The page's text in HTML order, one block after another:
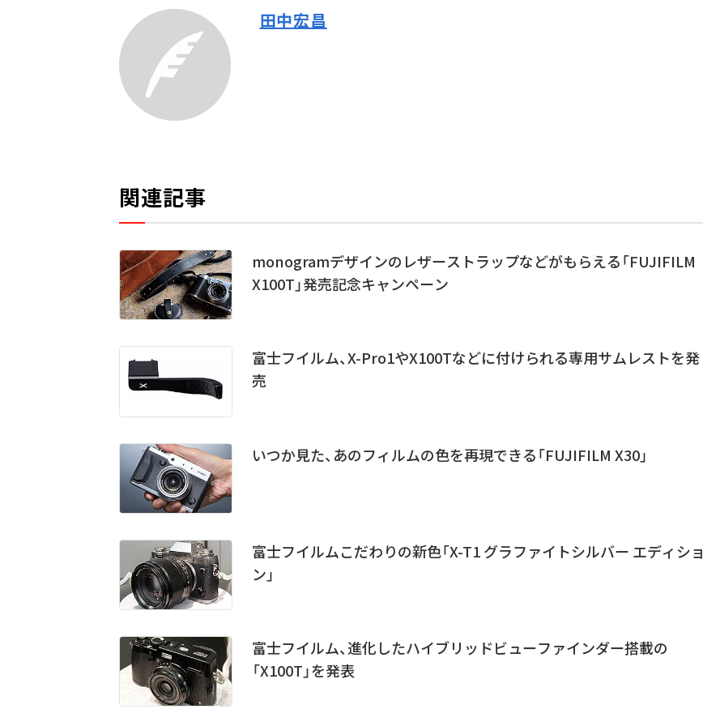
田中宏昌
関連記事
monogramデザインのレザーストラップなどがもらえる「FUJIFILM
X100T」発売記念キャンペーン
富士フイルム、X-Pro1やX100Tなどに付けられる専用サムレストを発
売
いつか見た、あのフィルムの色を再現できる「FUJIFILM X30」
富士フイルムこだわりの新色「X-T1 グラファイトシルバー エディショ
ン」
富士フイルム、進化したハイブリッドビューファインダー搭載の
「X100T」を発表